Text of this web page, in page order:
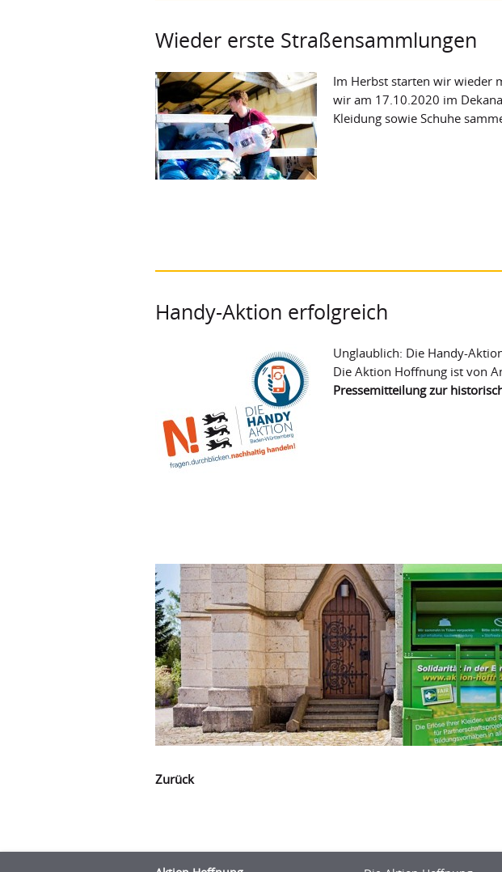
Wieder erste Straßensammlungen
Im Herbst starten wir wieder
wir am 17.10.2020 im
Kleidung sowie Schuhe
Handy-Aktion erfolgreich
Unglaublich: Die Handy-
Die Aktion Hoffnung ist von
Pressemitteilung zur
Zurück